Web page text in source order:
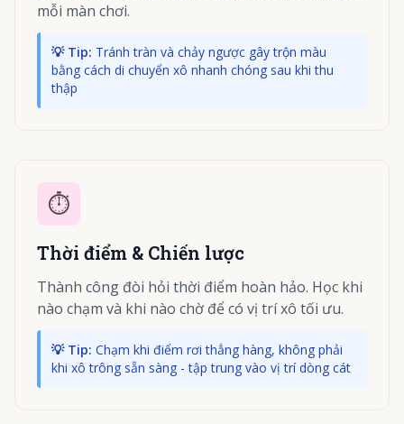
mỗi màn chơi.
💡 Tip: Tránh tràn và chảy ngược gây trộn màu
bằng cách di chuyển xô nhanh chóng sau khi thu
thập
⏱️
Thời điểm & Chiến lược
Thành công đòi hỏi thời điểm hoàn hảo. Học khi
nào chạm và khi nào chờ để có vị trí xô tối ưu.
💡 Tip: Chạm khi điểm rơi thẳng hàng, không phải
khi xô trông sẵn sàng - tập trung vào vị trí dòng cát